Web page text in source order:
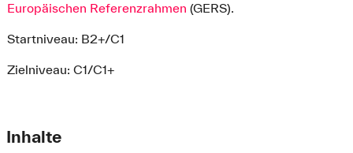
Europäischen Referenzrahmen (GERS).
Startniveau: B2+/C1
Zielniveau: C1/C1+
Inhalte